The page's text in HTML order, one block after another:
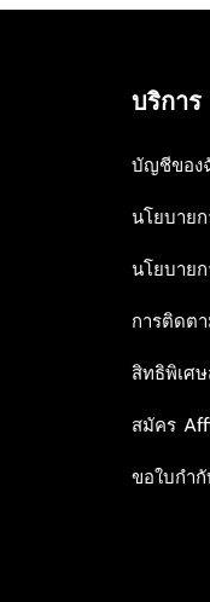
6
0
R
C
฿
6
4
0
บริการ
บัญชีของ
นโยบายก
นโยบาย
การติดต
สิทธิพิเศ
สมัคร
ขอใบกำ